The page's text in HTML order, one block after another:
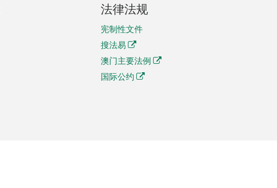
法律法规
宪制性文件
搜法易
澳门主要法例
国际公约